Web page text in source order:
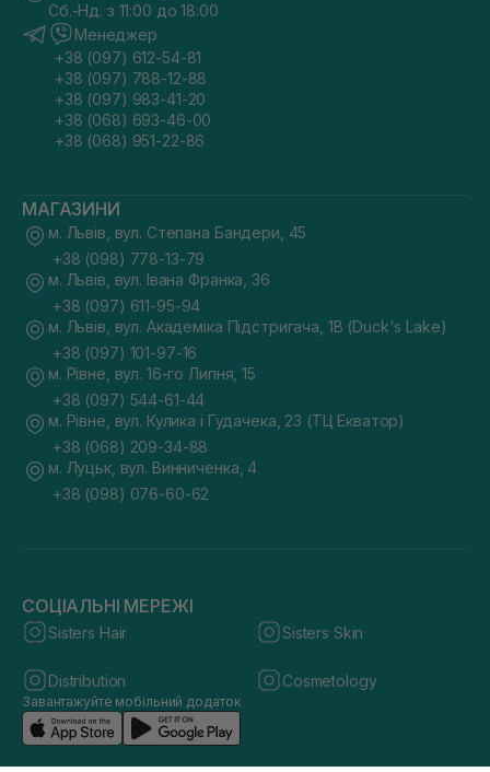
Сб.-Нд. з 11:00 до 18:00
Менеджер
+38 (097) 612-54-81
+38 (097) 788-12-88
+38 (097) 983-41-20
+38 (068) 693-46-00
+38 (068) 951-22-86
МАГАЗИНИ
м. Львів, вул. Степана Бандери, 45
+38 (098) 778-13-79
м. Львів, вул. Івана Франка, 36
+38 (097) 611-95-94
м. Львів, вул. Академіка Підстригача, 1В (Duck's Lake)
+38 (097) 101-97-16
м. Рівне, вул. 16-го Липня, 15
+38 (097) 544-61-44
м. Рівне, вул. Кулика і Гудачека, 23 (ТЦ Екватор)
+38 (068) 209-34-88
м. Луцьк, вул. Винниченка, 4
+38 (098) 076-60-62
СОЦІАЛЬНІ МЕРЕЖІ
Sisters Hair Sisters Skin
Distribution Cosmetology
Завантажуйте мобільний додаток